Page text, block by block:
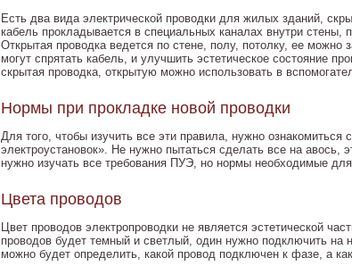
Есть два вида электрической проводки для жилых зданий,
кабель прокладывается в специальных каналах внутри
Открытая проводка ведется по стене, полу, потолку, ее можно
могут спрятать кабель, и улучшить эстетическое состояние
скрытая проводка, открытую можно использовать в
Нормы при прокладке новой проводки
Для того, чтобы изучить все эти правила, нужно
электроустановок». Не нужно пытаться сделать все на
нужно изучать все требования ПУЭ, но нормы необходимые
Цвета проводов
Цвет проводов электропроводки не является эстетической
проводов будет темный и светлый, один нужно подключить на
можно будет определить, какой провод подключен к фазе, а